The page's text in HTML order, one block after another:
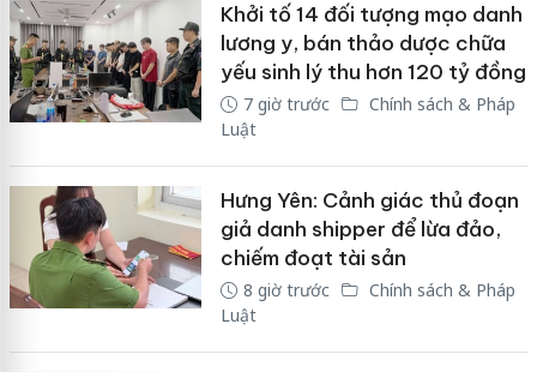
Khởi tố 14 đối tượng mạo danh
lương y, bán thảo dược chữa
yếu sinh lý thu hơn 120 tỷ đồng
7 giờ trước
Chính sách & Pháp
Luật
Hưng Yên: Cảnh giác thủ đoạn
giả danh shipper để lừa đảo,
chiếm đoạt tài sản
8 giờ trước
Chính sách & Pháp
Luật